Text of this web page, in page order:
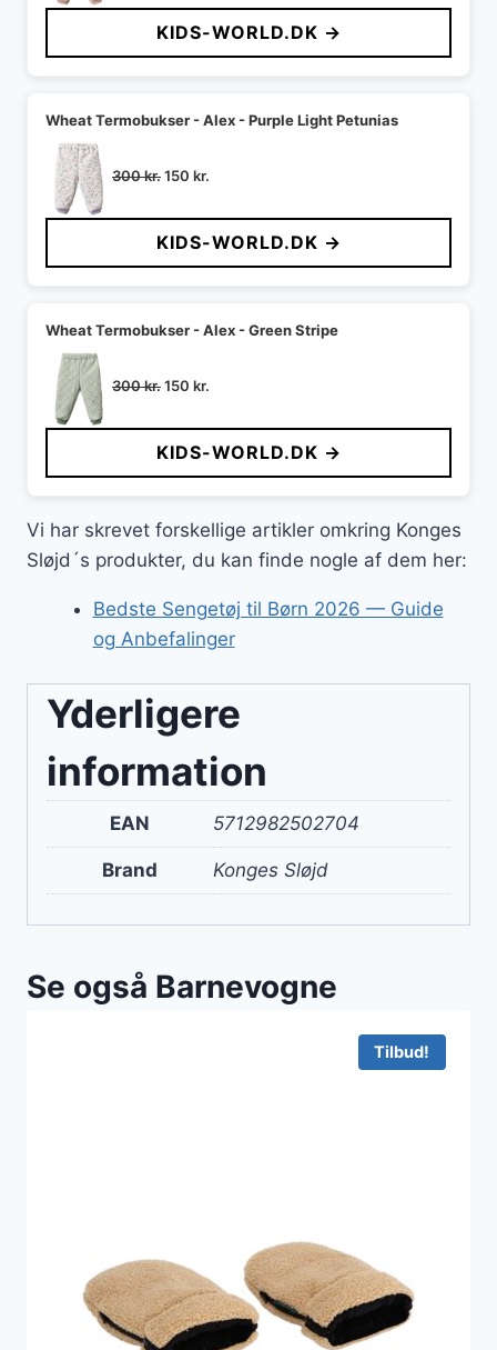
pris
var:
300 kr..
pris
er:
150 kr..
KIDS-WORLD.DK →
Wheat Termobukser - Alex - Purple Light Petunias
300kr.Den
pris
var:
300 kr..
150 kr.
pris
er:
150 kr..
KIDS-WORLD.DK →
Wheat Termobukser - Alex - Green Stripe
300kr.Den
pris
var:
300 kr..
150 kr.
pris
er:
150 kr..
KIDS-WORLD.DK →
Vi har skrevet forskellige artikler omkring Konges
Sløjd´s produkter, du kan finde nogle af dem her:
Bedste Sengetøj til Børn 2026 — Guide
og Anbefalinger
Yderligere
information
EAN 5712982502704
Brand Konges Sløjd
Se også Barnevogne
Tilbud!